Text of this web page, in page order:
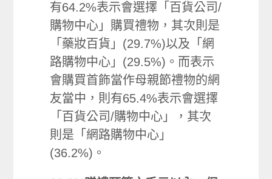
有64.2%表示會選擇「百貨公司/
購物中心」購買禮物，其次則是
「藥妝百貨」(29.7%)以及「網
路購物中心」(29.5%)。而表示
會購買首飾當作母親節禮物的網
友當中，則有65.4%表示會選擇
「百貨公司/購物中心」，其次
則是「網路購物中心」
(36.2%)。